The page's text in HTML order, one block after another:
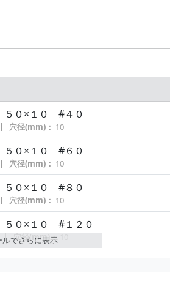
０×１０ #４０
穴径(mm)： 10
０×１０ #６０
穴径(mm)： 10
０×１０ #８０
穴径(mm)： 10
０×１０ #１２０
穴径(mm)：
でさらに表示